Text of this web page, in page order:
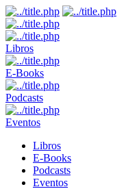
Libros
E-Books
Podcasts
Eventos
Libros
E-Books
Podcasts
Eventos